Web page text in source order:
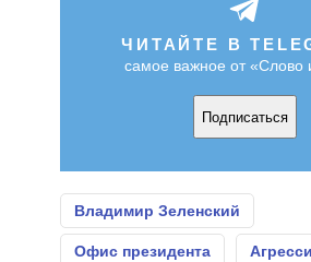
ЧИТАЙТЕ В
самое важное от «Слово
Подписаться
Владимир Зеленский
Офис президента